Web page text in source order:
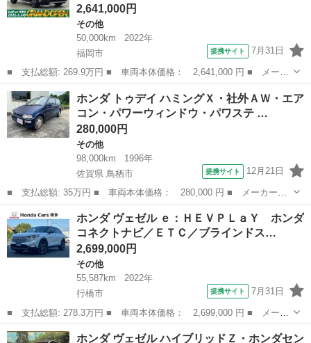
2,641,000円
その他
50,000km
2022年
福岡市
提携サイト 7月31日
■ 支払総額: 269.9万円 ■ 車両本体価格： 2,641,000 円 ■ メーカ
ー名： ホンダ ■ 車種名： ヴェゼル ■ グレード名： ｅ：ＨＥ
Ｖ Ｚ 禁煙車／純正９型ＳＤナビ（フルセグＴＶ／Ｂｌｕｅｔｏｏ
ｔｈ）全...
福岡 福岡市 その他
ホンダ トゥデイ ハミングＸ・社外ＡＷ・エア
コン・パワーウィンドウ・パワステ …
280,000円
その他
98,000km
1996年
佐賀県 鳥栖市
提携サイト 12月21日
■ 支払総額: 35万円 ■ 車両本体価格： 280,000 円 ■ メーカー
名： ホンダ ■ 車種名： トゥデイ ■ グレード名： ハミング
Ｘ・社外ＡＷ・エアコン・パワーウィンドウ・パワステ ■ 排気
量： 660cc ■...
佐賀 鳥栖市 その他
ホンダ ヴェゼル ｅ：ＨＥＶＰＬａＹ ホンダ
コネクトナビ／ＥＴＣ／ブラインドス…
2,699,000円
その他
55,587km
2022年
行橋市
提携サイト 7月31日
■ 支払総額: 278.3万円 ■ 車両本体価格： 2,699,000 円 ■ メーカ
ー名： ホンダ ■ 車種名： ヴェゼル ■ グレード名： ｅ：ＨＥ
ＶＰＬａＹ ホンダコネクトナビ／ＥＴＣ／ブラインドスポット／ワ
福岡 行橋市 その他
ホンダ ヴェゼル ハイブリッドＺ・ホンダセン